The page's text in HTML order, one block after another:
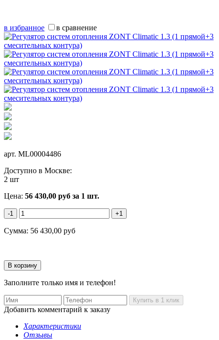
в избранное в сравнение
арт. ML00004486
Доступно в Москве:
2 шт
Цена: 56 430,00 руб за 1 шт.
-1 +1
Сумма: 56 430,00 руб
Заполните только имя и телефон!
Добавить комментарий к заказу
Характеристики
Отзывы